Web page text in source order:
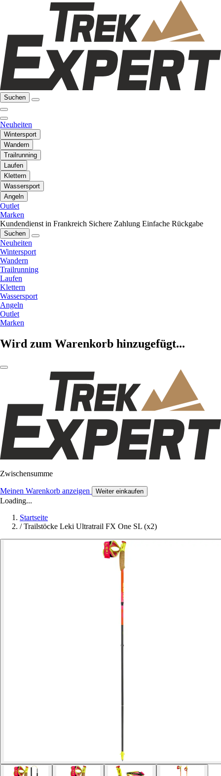
Suchen
Neuheiten
Wintersport
Wandern
Trailrunning
Laufen
Klettern
Wassersport
Angeln
Outlet
Marken
Kundendienst in Frankreich Sichere Zahlung Einfache Rückgabe
Suchen
Neuheiten
Wintersport
Wandern
Trailrunning
Laufen
Klettern
Wassersport
Angeln
Outlet
Marken
Wird zum Warenkorb hinzugefügt...
Zwischensumme
Meinen Warenkorb anzeigen Weiter einkaufen
Loading...
Startseite
/ Trailstöcke Leki Ultratrail FX One SL (x2)